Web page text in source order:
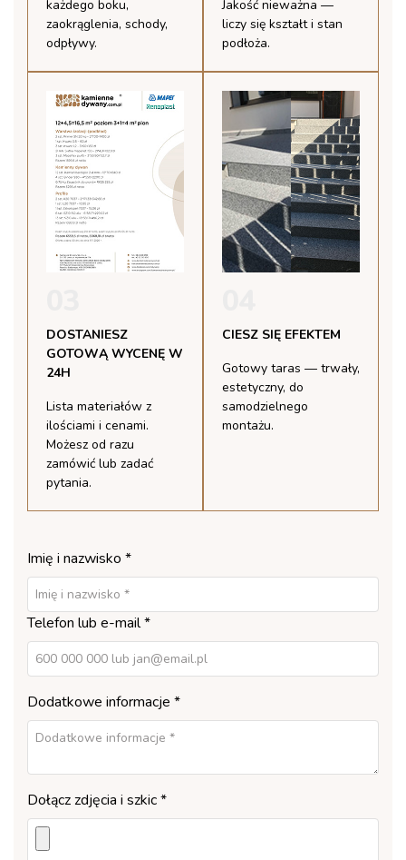
każdego boku,
zaokrąglenia, schody,
odpływy.
Jakość nieważna —
liczy się kształt i stan
podłoża.
DOSTANIESZ
GOTOWĄ WYCENĘ W
24H
Lista materiałów z
ilościami i cenami.
Możesz od razu
zamówić lub zadać
pytania.
CIESZ SIĘ EFEKTEM
Gotowy taras — trwały,
estetyczny, do
samodzielnego
montażu.
Imię i nazwisko *
Telefon lub e-mail *
Dodatkowe informacje *
Dołącz zdjęcia i szkic *